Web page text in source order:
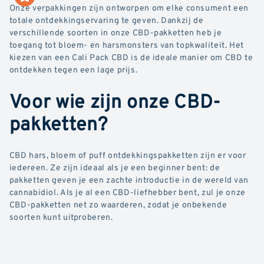
Onze verpakkingen zijn ontworpen om elke consument een
totale ontdekkingservaring te geven. Dankzij de
verschillende soorten in onze CBD-pakketten heb je
toegang tot bloem- en harsmonsters van topkwaliteit. Het
kiezen van een Cali Pack CBD is de ideale manier om CBD te
ontdekken tegen een lage prijs.
Voor wie zijn onze CBD-
pakketten?
CBD hars, bloem of puff ontdekkingspakketten zijn er voor
iedereen. Ze zijn ideaal als je een beginner bent: de
pakketten geven je een zachte introductie in de wereld van
cannabidiol. Als je al een CBD-liefhebber bent, zul je onze
CBD-pakketten net zo waarderen, zodat je onbekende
soorten kunt uitproberen.